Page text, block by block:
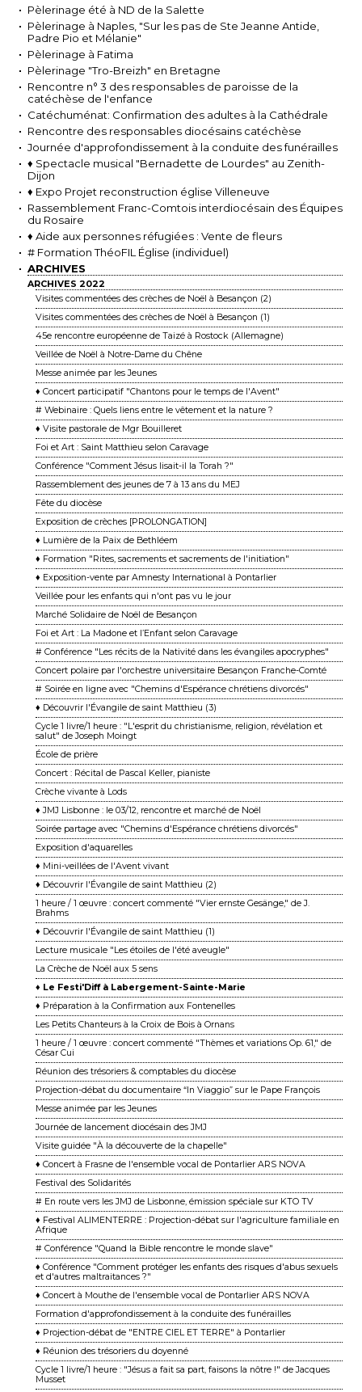
Pèlerinage été à ND de la Salette
Pèlerinage à Naples, "Sur les pas de Ste Jeanne Antide,
Padre Pio et Mélanie"
Pèlerinage à Fatima
Pèlerinage "Tro-Breizh" en Bretagne
Rencontre n° 3 des responsables de paroisse de la
catéchèse de l'enfance
Catéchuménat: Confirmation des adultes à la Cathédrale
Rencontre des responsables diocésains catéchèse
Journée d'approfondissement à la conduite des funérailles
♦ Spectacle musical "Bernadette de Lourdes" au Zenith-
Dijon
♦ Expo Projet reconstruction église Villeneuve
Rassemblement Franc-Comtois interdiocésain des Équipes
du Rosaire
♦ Aide aux personnes réfugiées : Vente de fleurs
# Formation ThéoFIL Église (individuel)
ARCHIVES
ARCHIVES 2022
Visites commentées des crèches de Noël à Besançon (2)
Visites commentées des crèches de Noël à Besançon (1)
45e rencontre européenne de Taizé à Rostock (Allemagne)
Veillée de Noël à Notre-Dame du Chêne
Messe animée par les Jeunes
♦ Concert participatif "Chantons pour le temps de l'Avent"
# Webinaire : Quels liens entre le vêtement et la nature ?
♦ Visite pastorale de Mgr Bouilleret
Foi et Art : Saint Matthieu selon Caravage
Conférence "Comment Jésus lisait-il la Torah ?"
Rassemblement des jeunes de 7 à 13 ans du MEJ
Fête du diocèse
Exposition de crèches [PROLONGATION]
♦ Lumière de la Paix de Bethléem
♦ Formation "Rites, sacrements et sacrements de l'initiation"
♦ Exposition-vente par Amnesty International à Pontarlier
Veillée pour les enfants qui n'ont pas vu le jour
Marché Solidaire de Noël de Besançon
Foi et Art : La Madone et l’Enfant selon Caravage
# Conférence "Les récits de la Nativité dans les évangiles apocryphes"
Concert polaire par l'orchestre universitaire Besançon Franche-Comté
# Soirée en ligne avec "Chemins d'Espérance chrétiens divorcés"
♦ Découvrir l'Évangile de saint Matthieu (3)
Cycle 1 livre/1 heure : "L'esprit du christianisme, religion, révélation et
salut" de Joseph Moingt
École de prière
Concert : Récital de Pascal Keller, pianiste
Crèche vivante à Lods
♦ JMJ Lisbonne : le 03/12, rencontre et marché de Noël
Soirée partage avec "Chemins d'Espérance chrétiens divorcés"
Exposition d'aquarelles
♦ Mini-veillées de l'Avent vivant
♦ Découvrir l'Évangile de saint Matthieu (2)
1 heure / 1 œuvre : concert commenté "Vier ernste Gesänge," de J.
Brahms
♦ Découvrir l'Évangile de saint Matthieu (1)
Lecture musicale "Les étoiles de l'été aveugle"
La Crèche de Noël aux 5 sens
♦ Le Festi'Diff à Labergement-Sainte-Marie
♦ Préparation à la Confirmation aux Fontenelles
Les Petits Chanteurs à la Croix de Bois à Ornans
1 heure / 1 œuvre : concert commenté "Thèmes et variations Op. 61," de
César Cui
Réunion des trésoriers & comptables du diocèse
Projection-débat du documentaire “In Viaggio” sur le Pape François
Messe animée par les Jeunes
Journée de lancement diocésain des JMJ
Visite guidée "À la découverte de la chapelle"
♦ Concert à Frasne de l'ensemble vocal de Pontarlier ARS NOVA
Festival des Solidarités
# En route vers les JMJ de Lisbonne, émission spéciale sur KTO TV
♦ Festival ALIMENTERRE : Projection-débat sur l'agriculture familiale en
Afrique
# Conférence "Quand la Bible rencontre le monde slave"
♦ Conférence "Comment protéger les enfants des risques d'abus sexuels
et d'autres maltraitances ?"
♦ Concert à Mouthe de l'ensemble vocal de Pontarlier ARS NOVA
Formation d'approfondissement à la conduite des funérailles
♦ Projection-débat de "ENTRE CIEL ET TERRE" à Pontarlier
♦ Réunion des trésoriers du doyenné
Cycle 1 livre/1 heure : "Jésus a fait sa part, faisons la nôtre !" de Jacques
Musset